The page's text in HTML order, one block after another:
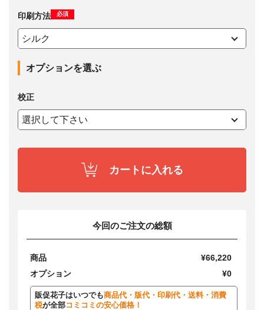
印刷方法 必須
オプションを選ぶ
校正
カートに入れる
今回のご注文の総額
商品
¥66,220
オプション
¥0
販促花子はいつでも商品代・版代・印刷代・送料・消費
税が全部コミコミの安心価格！